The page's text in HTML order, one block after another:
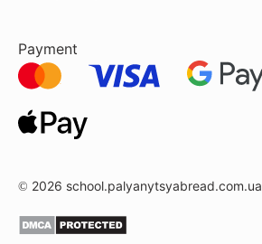
Payment
© 2026 school.palyanytsyabread.com.ua